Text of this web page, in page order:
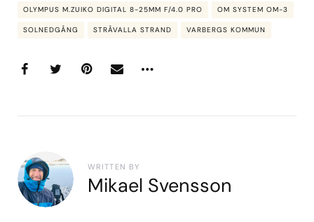
OLYMPUS M.ZUIKO DIGITAL 8-25MM F/4.0 PRO OM SYSTEM OM-3
SOLNEDGÅNG STRÅVALLA STRAND VARBERGS KOMMUN
WRITTEN BY
Mikael Svensson